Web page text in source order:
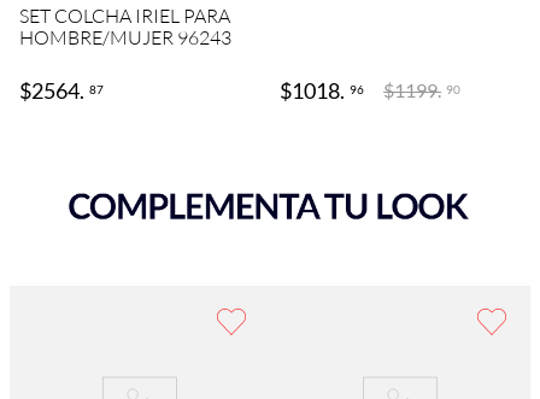
SET COLCHA IRIEL PARA
HOMBRE/MUJER 96243
$2564. 87 $1018. 96 $1199. 90